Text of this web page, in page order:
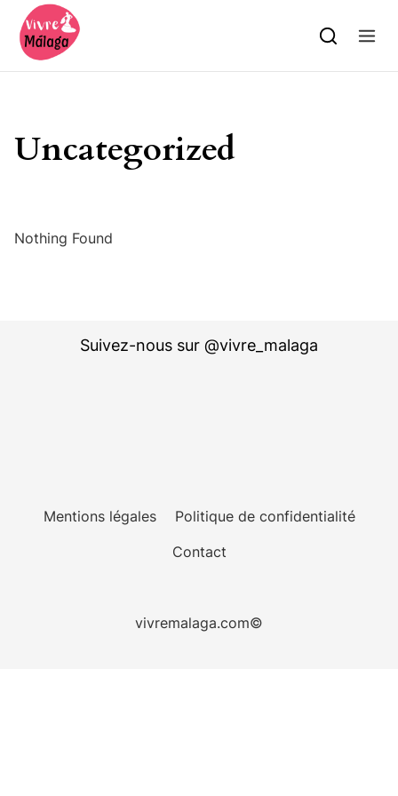
Skip to content
Uncategorized
Nothing Found
Suivez-nous sur @vivre_malaga
Mentions légales
Politique de confidentialité
Contact
vivremalaga.com©